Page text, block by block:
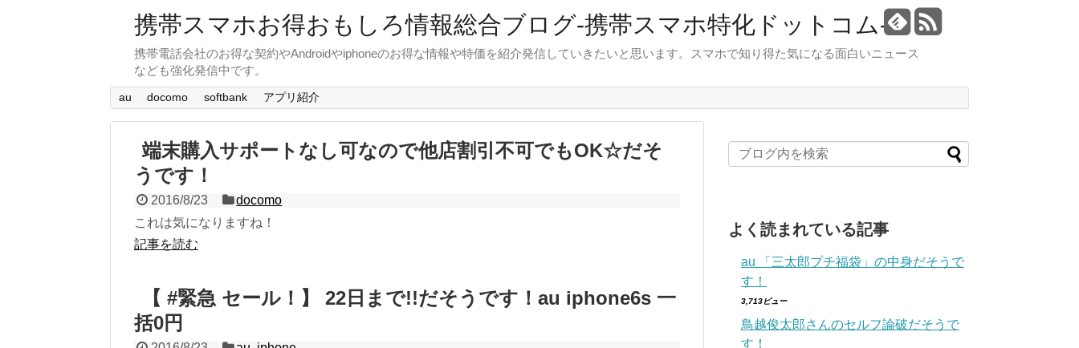
携帯スマホお得おもしろ情報総合ブログ-携帯スマホ特化ドットコム-
携帯電話会社のお得な契約やAndroidやiphoneのお得な情報や特価を紹介発信していきたいと思います。スマホで知り得た気になる面白いニュース
なども強化発信中です。
au docomo softbank アプリ紹介
端末購入サポートなし可なので他店割引不可でもOK☆だそ
うです！
2016/8/23
docomo
これは気になりますね！
記事を読む
【 #緊急 セール！】 22日まで!!だそうです！au iphone6s 一
括0円
よく読まれている記事
au 「三太郎プチ福袋」の中身だそうで
す！
3,713ビュー
鳥越俊太郎さんのセルフ論破だそうで
す！